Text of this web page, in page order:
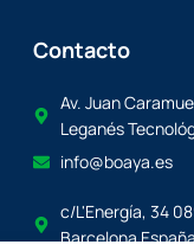
Contacto
Av. Juan
Leganés
info@boaya.es
c/L'Energía, 34
Barcelona